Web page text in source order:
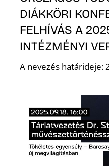
DIÁKKÖRI
FELHÍVÁS A
INTÉZMÉNYI
A nevezés határideje: